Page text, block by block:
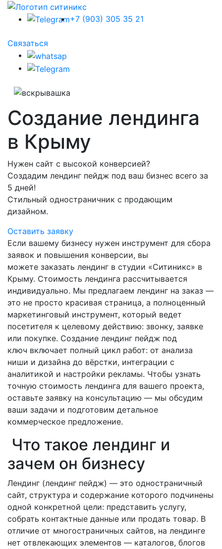
+7 (903) 305 35 21
Связаться
Создание лендинга
в Крыму
Нужен сайт с высокой конверсией?
Создадим лендинг пейдж под ваш бизнес всего за
5 дней!
Стильный одностраничник с продающим
дизайном.
Оставить заявку
Если вашему бизнесу нужен инструмент для сбора
заявок и повышения конверсии, вы
можете заказать лендинг в студии «Ситиникс» в
Крыму. Стоимость лендинга рассчитывается
индивидуально. Мы предлагаем лендинг на заказ —
это не просто красивая страница, а полноценный
маркетинговый инструмент, который ведет
посетителя к целевому действию: звонку, заявке
или покупке. Создание лендинг пейдж под
ключ включает полный цикл работ: от анализа
ниши и дизайна до вёрстки, интеграции с
аналитикой и настройки рекламы. Чтобы узнать
точную стоимость лендинга для вашего проекта,
оставьте заявку на консультацию — мы обсудим
ваши задачи и подготовим детальное
коммерческое предложение.
Что такое лендинг и
зачем он бизнесу
Лендинг (лендинг пейдж) — это одностраничный
сайт, структура и содержание которого подчинены
одной конкретной цели: представить услугу,
собрать контактные данные или продать товар. В
отличие от многостраничных сайтов, на лендинге
нет отвлекающих элементов — каталогов, блогов